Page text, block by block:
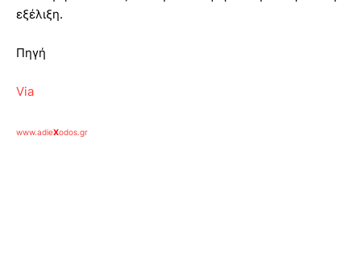
εξέλιξη.
Πηγή
Via
www.adieXodos.gr